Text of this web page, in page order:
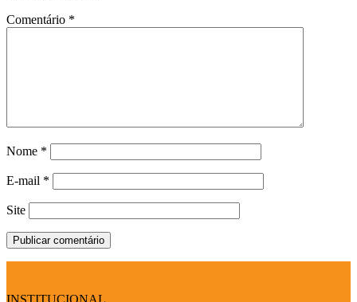
Comentário *
Nome *
E-mail *
Site
INSTITUCIONAL